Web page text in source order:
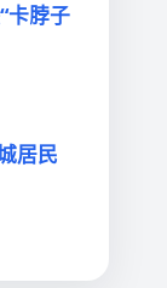
卡脖子
居民